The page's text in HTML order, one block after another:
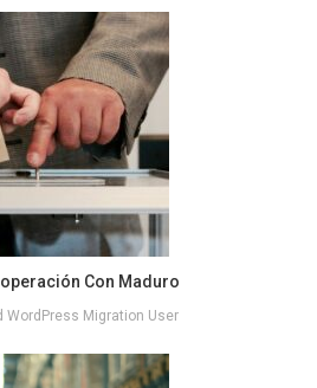
Con Maduro
WordPress Migration User